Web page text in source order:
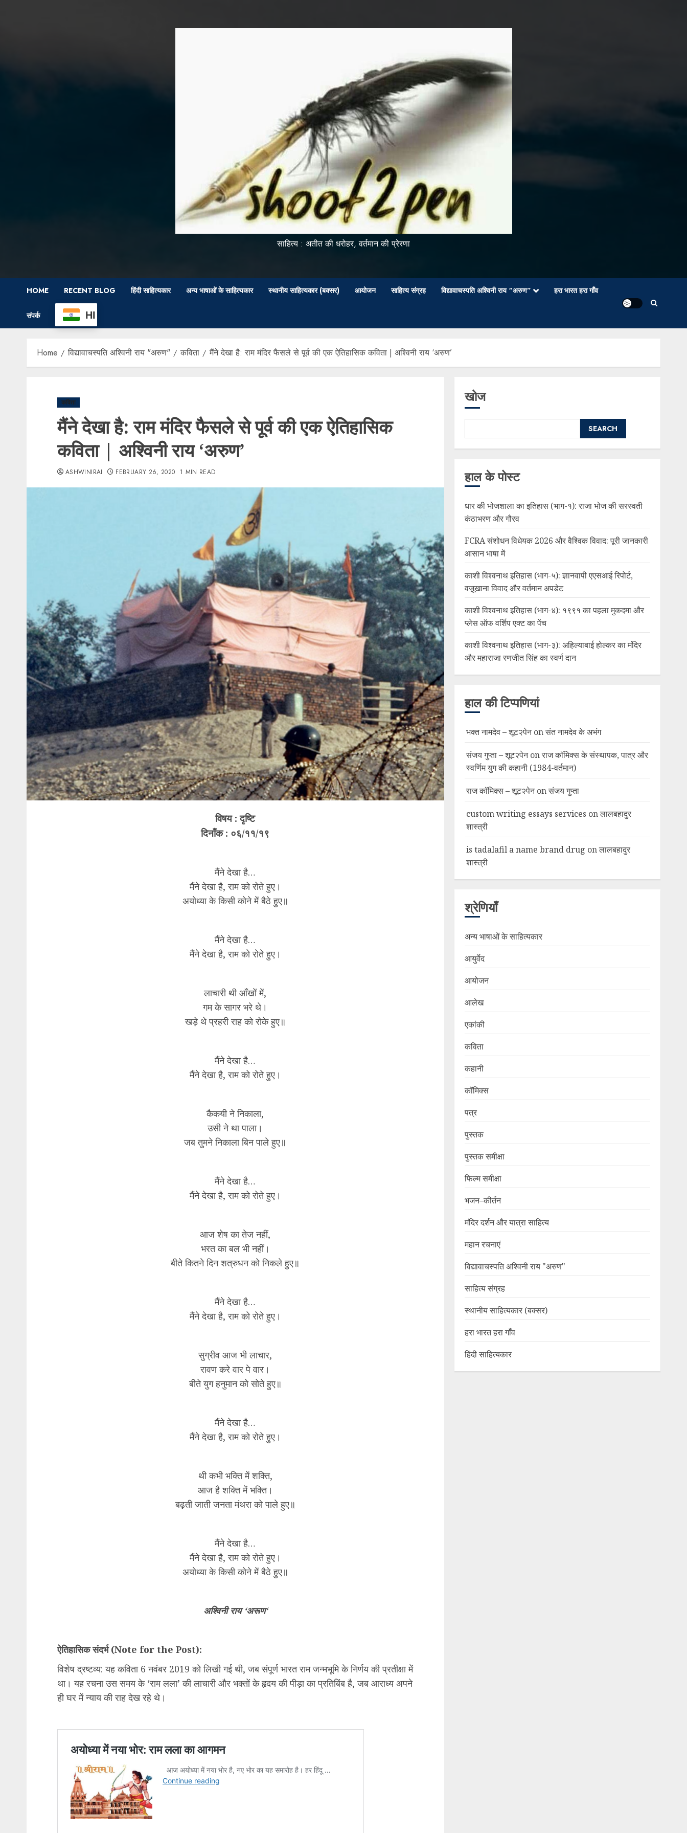
साहित्य : अतीत की धरोहर, वर्तमान की प्रेरणा
HOME RECENT BLOG हिंदी साहित्यकार अन्य भाषाओं के साहित्यकार स्थानीय साहित्यकार (बक्सर) आयोजन साहित्य संग्रह विद्यावाचस्पति अश्विनी राय “अरुण” हरा भारत हरा गाँव
संपर्क HI
Home विद्यावाचस्पति अश्विनी राय "अरुण" कविता मैंने देखा है: राम मंदिर फैसले से पूर्व की एक ऐतिहासिक कविता | अश्विनी राय ‘अरुण’
कविता
मैंने देखा है: राम मंदिर फैसले से पूर्व की एक ऐतिहासिक
कविता | अश्विनी राय ‘अरुण’
ASHWINIRAI FEBRUARY 26, 2020 1 MIN READ
विषय : दृष्टि
दिनाँक : ०६/११/१९
मैंने देखा है…
मैंने देखा है, राम को रोते हुए।
अयोध्या के किसी कोने में बैठे हुए॥
मैंने देखा है…
मैंने देखा है, राम को रोते हुए।
लाचारी थी आँखों में,
गम के सागर भरे थे।
खड़े थे प्रहरी राह को रोके हुए॥
मैंने देखा है…
मैंने देखा है, राम को रोते हुए।
कैकयी ने निकाला,
उसी ने था पाला।
जब तुमने निकाला बिन पाले हुए॥
मैंने देखा है…
मैंने देखा है, राम को रोते हुए।
आज शेष का तेज नहीं,
भरत का बल भी नहीं।
बीते कितने दिन शत्रुधन को निकले हुए॥
मैंने देखा है…
मैंने देखा है, राम को रोते हुए।
सुग्रीव आज भी लाचार,
रावण करे वार पे वार।
बीते युग हनुमान को सोते हुए॥
मैंने देखा है…
मैंने देखा है, राम को रोते हुए।
थी कभी भक्ति में शक्ति,
आज है शक्ति में भक्ति।
बढ़ती जाती जनता मंथरा को पाले हुए॥
मैंने देखा है…
मैंने देखा है, राम को रोते हुए।
अयोध्या के किसी कोने में बैठे हुए॥
अश्विनी राय ‘अरूण‘
ऐतिहासिक संदर्भ (Note for the Post):
विशेष द्रष्टव्य: यह कविता 6 नवंबर 2019 को लिखी गई थी, जब संपूर्ण भारत राम जन्मभूमि के निर्णय की प्रतीक्षा में
था। यह रचना उस समय के ‘राम लला’ की लाचारी और भक्तों के हृदय की पीड़ा का प्रतिबिंब है, जब आराध्य अपने
ही घर में न्याय की राह देख रहे थे।
खोज
SEARCH
हाल के पोस्ट
धार की भोजशाला का इतिहास (भाग-१): राजा भोज की सरस्वती
कंठाभरण और गौरव
FCRA संशोधन विधेयक 2026 और वैश्विक विवाद: पूरी जानकारी
आसान भाषा में
काशी विश्वनाथ इतिहास (भाग-५): ज्ञानवापी एएसआई रिपोर्ट,
वज़ूखाना विवाद और वर्तमान अपडेट
काशी विश्वनाथ इतिहास (भाग-४): १९९१ का पहला मुकदमा और
प्लेस ऑफ वर्शिप एक्ट का पेंच
काशी विश्वनाथ इतिहास (भाग-३): अहिल्याबाई होल्कर का मंदिर
और महाराजा रणजीत सिंह का स्वर्ण दान
हाल की टिप्पणियां
भक्त नामदेव – शूट२पेनonसंत नामदेव के अभंग
संजय गुप्ता – शूट२पेनonराज कॉमिक्स के संस्थापक, पात्र और
स्वर्णिम युग की कहानी (1984-वर्तमान)
राज कॉमिक्स – शूट२पेनonसंजय गुप्ता
custom writing essays services onलालबहादुर
शास्त्री
is tadalafil a name brand drug onलालबहादुर
शास्त्री
श्रेणियाँ
अन्य भाषाओं के साहित्यकार
आयुर्वेद
आयोजन
आलेख
एकांकी
कविता
कहानी
कॉमिक्स
पत्र
पुस्तक
पुस्तक समीक्षा
फिल्म समीक्षा
भजन–कीर्तन
मंदिर दर्शन और यात्रा साहित्य
महान रचनाएं
विद्यावाचस्पति अश्विनी राय "अरुण"
साहित्य संग्रह
स्थानीय साहित्यकार (बक्सर)
हरा भारत हरा गाँव
हिंदी साहित्यकार